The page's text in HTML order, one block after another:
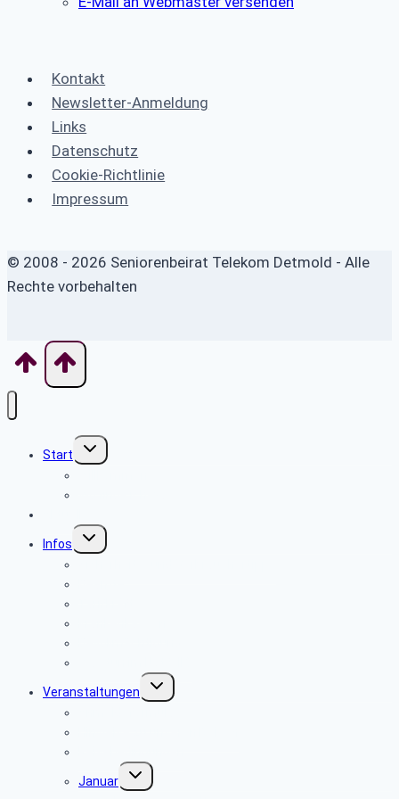
Kontakt
Newsletter-Anmeldung
Links
Datenschutz
Cookie-Richtlinie
Impressum
© 2008 - 2026 Seniorenbeirat Telekom Detmold - Alle
Rechte vorbehalten
Start
Untermenü
umschalten
Infos
Untermenü
umschalten
Veranstaltungen
Untermenü
umschalten
Januar
Untermenü
umschalten